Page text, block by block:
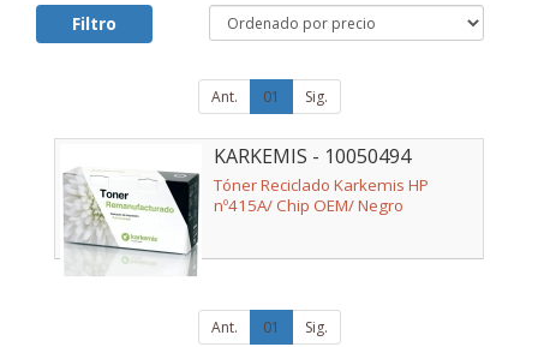
Filtro
Ant. 01 Sig.
KARKEMIS - 10050494
Tóner Reciclado Karkemis HP
nº415A/ Chip OEM/ Negro
Ant. 01 Sig.